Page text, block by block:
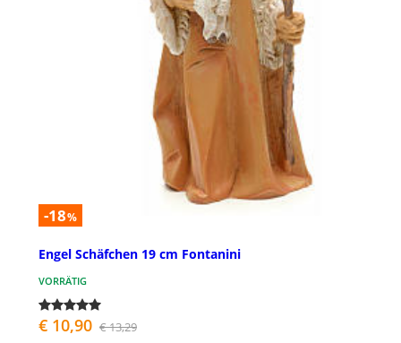
-18%
Engel Schäfchen 19 cm Fontanini
VORRÄTIG
€ 10,90 € 13,29